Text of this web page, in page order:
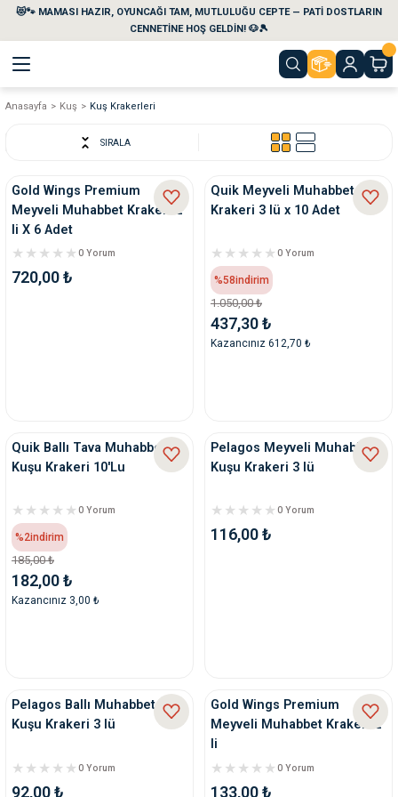
😻🐾 MAMASI HAZIR, OYUNCAĞI TAM, MUTLULUĞU CEPTE — PATİ DOSTLARIN
CENNETİNE HOŞ GELDİN! 🐶🎾
Geri Dön
Geri Dön
Temizlik Ürünleri
Su Kabları
Kemikleri
Seyahat Ürünleri
Geri Dön
Geri Dön
Geri Dön
Geri Dön
Anasayfa Kuş Kuş Krakerleri
SIRALA
Gold Wings Premium
Meyveli Muhabbet Krakeri 2
li X 6 Adet
0 Yorum
720,00 ₺
Quik Meyveli Muhabbet
Krakeri 3 lü x 10 Adet
0 Yorum
%58indirim
1.050,00 ₺
437,30 ₺
Kazancınız 612,70 ₺
Quik Ballı Tava Muhabbet
Kuşu Krakeri 10'Lu
0 Yorum
%2indirim
185,00 ₺
182,00 ₺
Kazancınız 3,00 ₺
Pelagos Meyveli Muhabbet
Kuşu Krakeri 3 lü
0 Yorum
116,00 ₺
Pelagos Ballı Muhabbet
Kuşu Krakeri 3 lü
0 Yorum
92,00 ₺
Gold Wings Premium
Meyveli Muhabbet Krakeri 2
li
0 Yorum
133,00 ₺